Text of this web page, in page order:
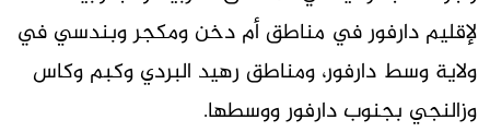
لإقليم دارفور في مناطق أم دخن ومكجر وبندسي في
ولاية وسط دارفور، ومناطق رهيد البردي وكبم وكاس
وزالنجي بجنوب دارفور ووسطها.